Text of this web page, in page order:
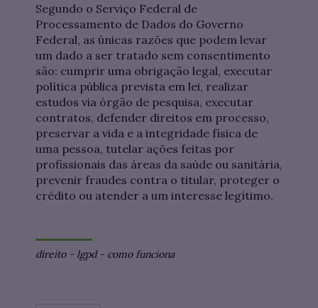
Segundo o Serviço Federal de
Processamento de Dados do Governo
Federal, as únicas razões que podem levar
um dado a ser tratado sem consentimento
são: cumprir uma obrigação legal, executar
política pública prevista em lei, realizar
estudos via órgão de pesquisa, executar
contratos, defender direitos em processo,
preservar a vida e a integridade física de
uma pessoa, tutelar ações feitas por
profissionais das áreas da saúde ou sanitária,
prevenir fraudes contra o titular, proteger o
crédito ou atender a um interesse legítimo.
direito- lgpd- como funciona